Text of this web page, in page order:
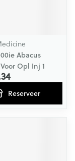
voorschrift
Abacus
Opl Inj 1
Reserveer